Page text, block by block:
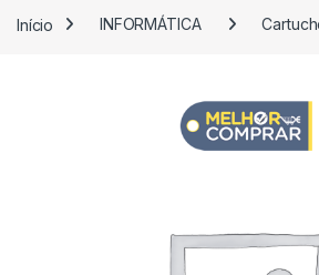
Início INFORMÁTICA